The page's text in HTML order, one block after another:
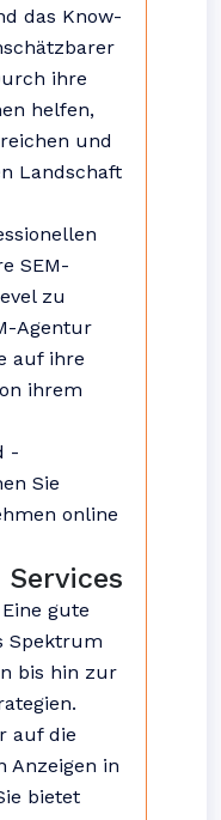
das Know-
ihre
helfen,
und
Landschaft
SEM-
zu
Agentur
auf ihre
ihrem
-
Sie
online
gute
Spektrum
bis hin zur
auf die
Anzeigen in
bietet